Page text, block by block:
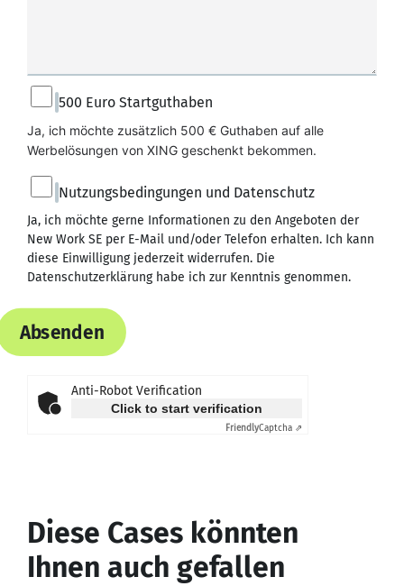
500 Euro Startguthaben
Ja, ich möchte zusätzlich 500 € Guthaben auf alle
Werbelösungen von XING geschenkt bekommen.
Nutzungsbedingungen und Datenschutz
Ja, ich möchte gerne Informationen zu den Angeboten der
New Work SE per E-Mail und/oder Telefon erhalten. Ich kann
diese Einwilligung jederzeit widerrufen. Die
Datenschutzerklärunghabe ich zur Kenntnis genommen.
Absenden
Anti-Robot Verification
Click to start verification
FriendlyCaptcha ⇗
Diese Cases könnten
Ihnen auch gefallen